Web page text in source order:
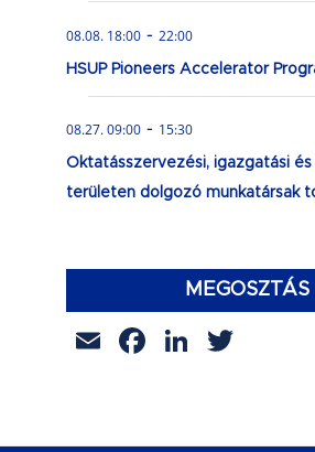
08.08. 18:00 - 22:00
HSUP Pioneers Accelerator
08.27. 09:00 - 15:30
Oktatásszervezési, igazgatási és
területen dolgozó munkatársak
MEGOSZTÁS
EmailFacebook
LinkedIn